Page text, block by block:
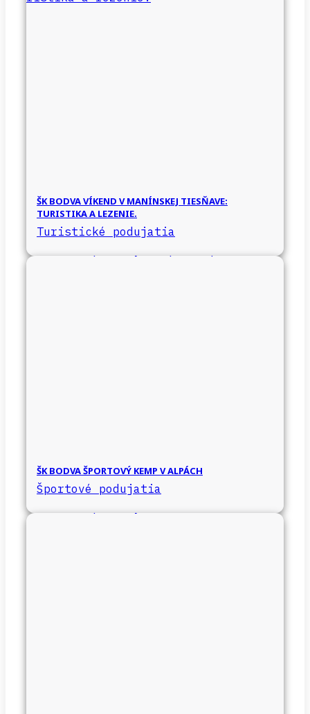
ŠK BODVA VÍKEND V MANÍNSKEJ TIESŇAVE:
TURISTIKA A LEZENIE.
Turistické podujatia
ŠK BODVA ŠPORTOVÝ KEMP V ALPÁCH
Športové podujatia